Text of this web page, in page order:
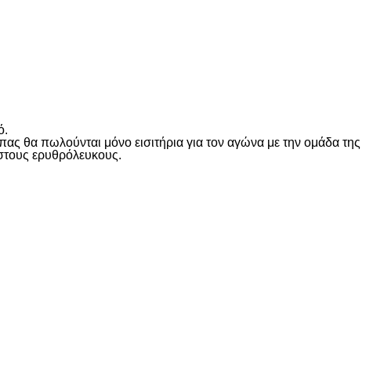
θα πωλούνται μόνο εισιτήρια για τον αγώνα με την ομάδα της
ερυθρόλευκους.